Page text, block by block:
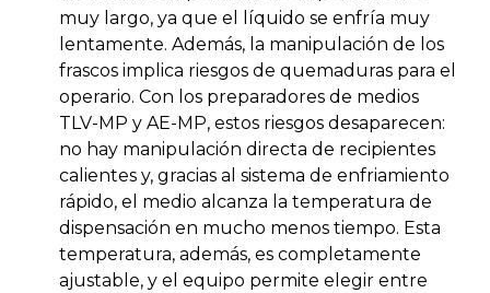
muy largo, ya que el líquido se enfría muy
lentamente. Además, la manipulación de los
frascos implica riesgos de quemaduras para el
operario. Con los preparadores de medios
TLV-MP y AE-MP, estos riesgos desaparecen:
no hay manipulación directa de recipientes
calientes y, gracias al sistema de enfriamiento
rápido, el medio alcanza la temperatura de
dispensación en mucho menos tiempo. Esta
temperatura, además, es completamente
ajustable, y el equipo permite elegir entre